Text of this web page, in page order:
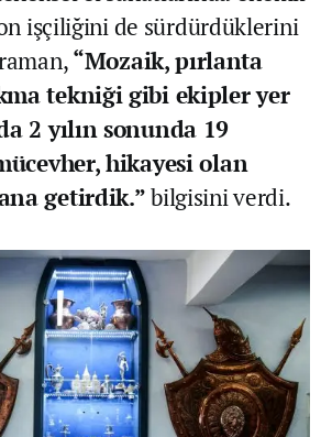
işçiliğini de sürdürdüklerini
“Mozaik, pırlanta
tekniği gibi ekipler yer
2 yılın sonunda 19
hikayesi olan
getirdik.”bilgisini verdi.